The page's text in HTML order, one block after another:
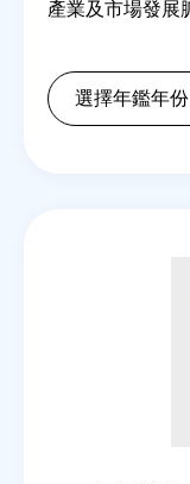
產業及市場發展